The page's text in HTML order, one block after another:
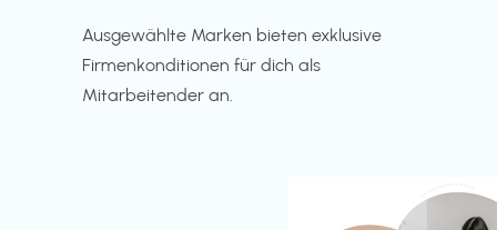
Ausgewählte Marken bieten exklusive
Firmenkonditionen für dich als
Mitarbeitender an.